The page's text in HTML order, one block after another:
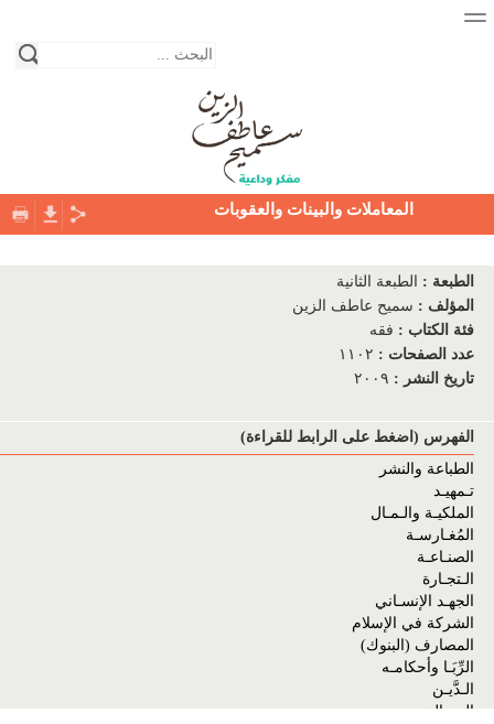
الصفحة الرئيسية
نبذة عن حياة الكاتب
المكتبة
فئات الكتب
دور النشر
التواصل معنا
المعاملات والبينات والعقوبات
الطبعة :
الطبعة الثانية
المؤلف : سميح عاطف الزين
فئة الكتاب : فقه
عدد الصفحات : ١١٠٢
تاريخ النشر : ٢٠٠٩
الفهرس (اضغط على الرابط للقراءة)
الطباعة والنشر
تـمهيـد
الملكيـة والـمـال
المُغـارسـة
الصنـاعـة
الـتجـارة
الجهـد الإنسـاني
الشركة في الإسلام
المصارف (البنوك)
الرِّبَـا وأحكامـه
الـدَّيـن
الحـوالـة